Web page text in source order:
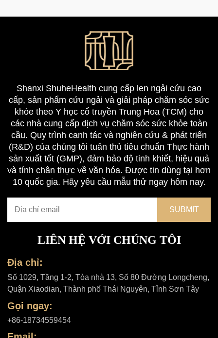
Shanxi ShuheHealth cung cấp len ngải cứu cao
cấp, sản phẩm cứu ngải và giải pháp chăm sóc sức
khỏe theo Y học cổ truyền Trung Hoa (TCM) cho
các nhà cung cấp dịch vụ chăm sóc sức khỏe toàn
cầu. Quy trình canh tác và nghiên cứu & phát triển
(R&D) của chúng tôi tuân thủ tiêu chuẩn Thực hành
sản xuất tốt (GMP), đảm bảo độ tinh khiết, hiệu quả
và tính chân thực về văn hóa. Được tin dùng tại hơn
10 quốc gia. Hãy yêu cầu mẫu thử ngay hôm nay.
LIÊN HỆ VỚI CHÚNG TÔI
Địa chỉ:
Số 1029, Tầng 1-2, Tòa nhà 13, Số 80 Đường Longcheng,
Quận Xiaodian, Thành phố Thái Nguyên, Tỉnh Sơn Tây
Gọi ngay:
+86-18734559454